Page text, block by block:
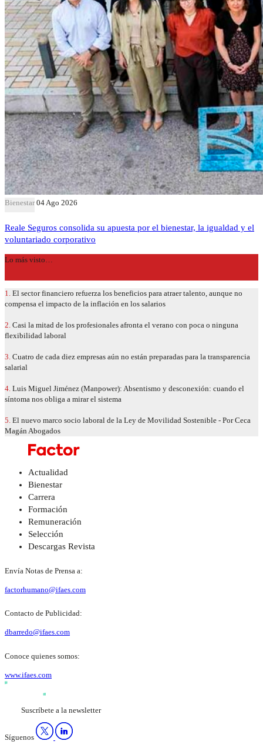
Bienestar 04 Ago 2026
Reale Seguros consolida su apuesta por el bienestar, la igualdad y el
voluntariado corporativo
Lo más visto…
1. El sector financiero refuerza los beneficios para atraer talento, aunque no
compensa el impacto de la inflación en los salarios
2. Casi la mitad de los profesionales afronta el verano con poca o ninguna
flexibilidad laboral
3. Cuatro de cada diez empresas aún no están preparadas para la transparencia
salarial
4. Luis Miguel Jiménez (Manpower): Absentismo y desconexión: cuando el
síntoma nos obliga a mirar el sistema
5. El nuevo marco socio laboral de la Ley de Movilidad Sostenible - Por Ceca
Magán Abogados
Actualidad
Bienestar
Carrera
Formación
Remuneración
Selección
Descargas Revista
Envía Notas de Prensa a:
factorhumano@ifaes.com
Contacto de Publicidad:
dbarredo@ifaes.com
Conoce quienes somos:
www.ifaes.com
Suscríbete a la newsletter
Síguenos